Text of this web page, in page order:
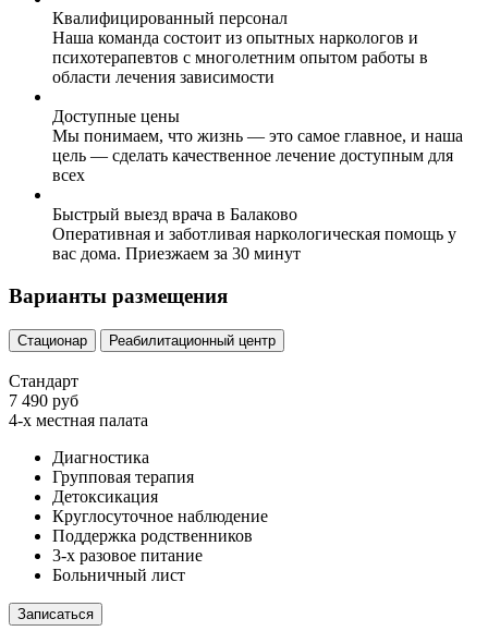
Квалифицированный персонал
Наша команда состоит из опытных наркологов и
психотерапевтов с многолетним опытом работы в
области лечения зависимости
Доступные цены
Мы понимаем, что жизнь — это самое главное, и наша
цель — сделать качественное лечение доступным для
всех
Быстрый выезд врача в Балаково
Оперативная и заботливая наркологическая помощь у
вас дома. Приезжаем за 30 минут
Варианты размещения
Стационар Реабилитационный центр
Стандарт
7 490 руб
4-х местная палата
Диагностика
Групповая терапия
Детоксикация
Круглосуточное наблюдение
Поддержка родственников
3-х разовое питание
Больничный лист
Записаться